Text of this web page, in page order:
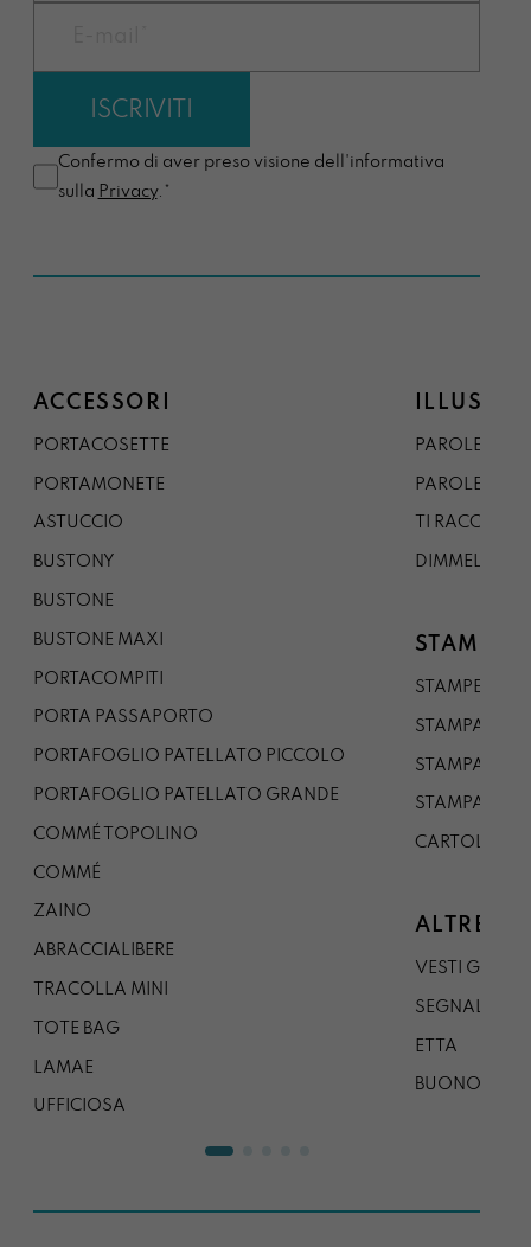
Confermo di aver preso visione dell'informativa
sulla Privacy.*
ACCESSORI
PORTACOSETTE
PORTAMONETE
ASTUCCIO
BUSTONY
BUSTONE
BUSTONE MAXI
PORTACOMPITI
PORTA PASSAPORTO
PORTAFOGLIO PATELLATO PICCOLO
PORTAFOGLIO PATELLATO GRANDE
COMMÉ TOPOLINO
COMMÉ
ZAINO
ABRACCIALIBERE
TRACOLLA MINI
TOTE BAG
LAMAE
UFFICIOSA
PAROLE DAL
PAROLE DA
TI
DIMMELO
STAMPE
STAMPE A5
STAMPA A3
STAMPA A1
STAMPA A0
CARTOLINA
ALTRE
VESTI
SEGNALIBRO
ETTA
BUONO